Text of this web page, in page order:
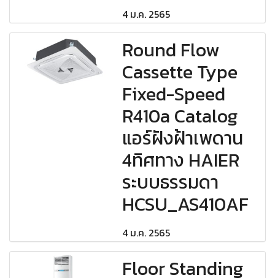
4 ม.ค. 2565
Round Flow
Cassette Type
Fixed-Speed
R410a Catalog
แอร์ฝังฝ้าเพดาน
4ทิศทาง HAIER
ระบบธรรมดา
HCSU_AS410AF
4 ม.ค. 2565
Floor Standing